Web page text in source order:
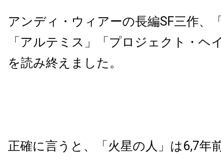
アンディ・ウィアーの長編SF三作、
「アルテミス」「プロジェクト・ヘ
を読み終えました。
正確に言うと、「火星の人」は6,7年